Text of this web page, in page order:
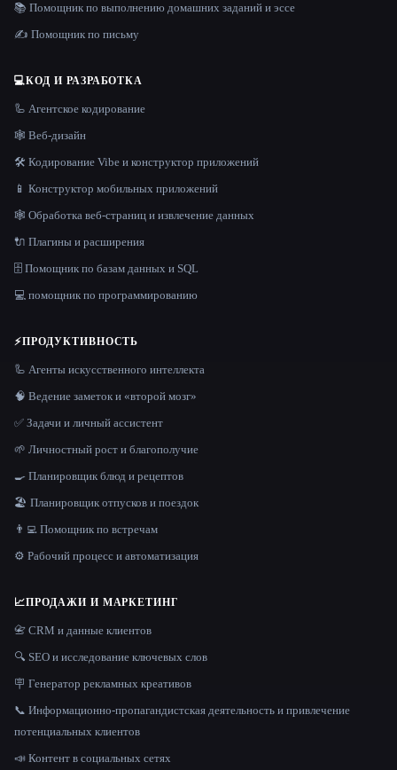
📚 Помощник по выполнению домашних заданий и эссе
✍️ Помощник по письму
💻КОД И РАЗРАБОТКА
🦾 Агентское кодирование
🕸 Веб-дизайн
🛠️ Кодирование Vibe и конструктор приложений
📱 Конструктор мобильных приложений
🕸️ Обработка веб-страниц и извлечение данных
🔌 Плагины и расширения
🗄️ Помощник по базам данных и SQL
💻 помощник по программированию
⚡ПРОДУКТИВНОСТЬ
🦾 Агенты искусственного интеллекта
🧠 Ведение заметок и «второй мозг»
✅ Задачи и личный ассистент
🌱 Личностный рост и благополучие
🍳 Планировщик блюд и рецептов
🏖 Планировщик отпусков и поездок
👨‍💻 Помощник по встречам
⚙️ Рабочий процесс и автоматизация
📈ПРОДАЖИ И МАРКЕТИНГ
📇 CRM и данные клиентов
🔍 SEO и исследование ключевых слов
🪧 Генератор рекламных креативов
📞 Информационно-пропагандистская деятельность и привлечение
потенциальных клиентов
📣 Контент в социальных сетях